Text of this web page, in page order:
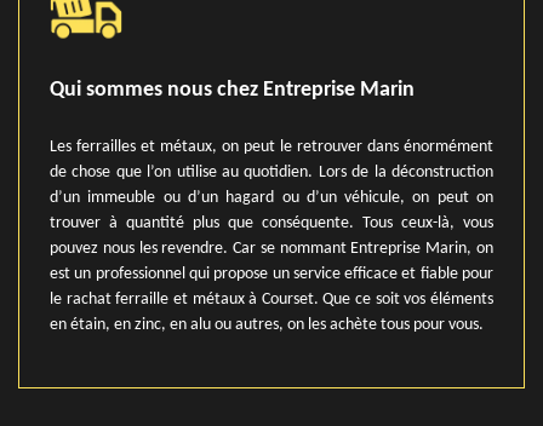
Qui sommes nous chez Entreprise Marin
Les ferrailles et métaux, on peut le retrouver dans énormément
de chose que l’on utilise au quotidien. Lors de la déconstruction
d’un immeuble ou d’un hagard ou d’un véhicule, on peut on
trouver à quantité plus que conséquente. Tous ceux-là, vous
pouvez nous les revendre. Car se nommant Entreprise Marin, on
est un professionnel qui propose un service efficace et fiable pour
le rachat ferraille et métaux à Courset. Que ce soit vos éléments
en étain, en zinc, en alu ou autres, on les achète tous pour vous.